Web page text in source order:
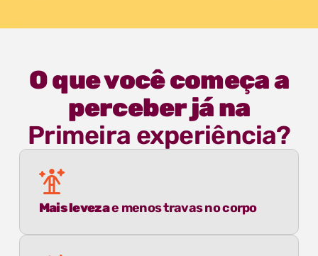
O que você começa a
perceber já na
Primeira experiência?
Mais levezae menos travas no corpo